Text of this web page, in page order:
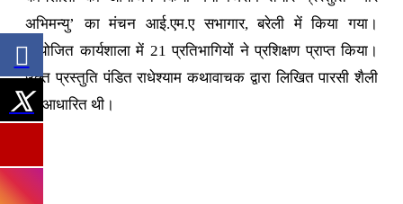
अभिमन्यु’ का मंचन आई.एम.ए सभागार, बरेली में किया गया।
आयोजित कार्यशाला में 21 प्रतिभागियों ने प्रशिक्षण प्राप्त किया।
उक्त प्रस्तुति पंडित राधेश्याम कथावाचक द्वारा लिखित पारसी शैली
पर आधारित थी।